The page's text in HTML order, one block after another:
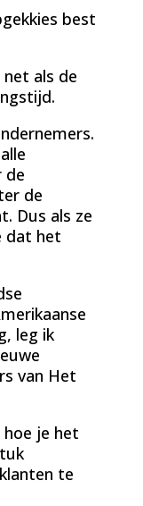
best
als de
de
de
Dus als ze
dat het
leg ik
van Het
hoe je het
te